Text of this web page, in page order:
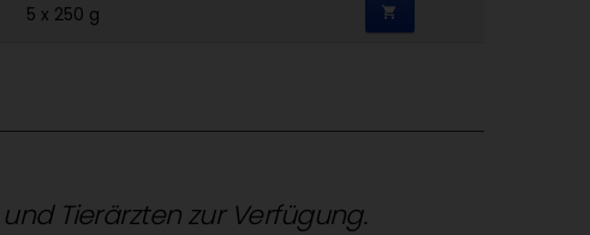
5 x 250 g shopping_cart
Tierärzten zur Verfügung.